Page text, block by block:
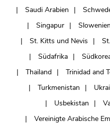
Saudi Arabien
Singapur
Slowenien
St. Kitts und Nevis
Südafrika
Thailand
Trinidad and
Turkmenistan
Usbekistan
Vereinigte Arabische